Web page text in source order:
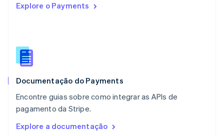
Explore o Payments
Documentação do Payments
Encontre guias sobre como integrar as APIs de
pagamento da Stripe.
Explore a documentação
NederlandsEnglish
Português
RAE de Hong Kong, China
Reino Unido
República Tcheca
English
English